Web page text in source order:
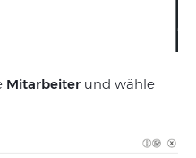
Mitarbeiter und wähle